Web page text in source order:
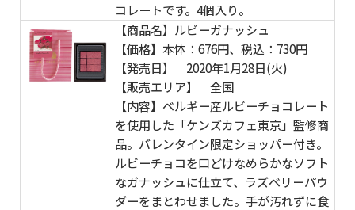
コレートです。4個入り。
【商品名】ルビーガナッシュ
【価格】本体：676円、税込：730円
【発売日】 2020年1月28日(火)
【販売エリア】 全国
【内容】ベルギー産ルビーチョコレート
を使用した「ケンズカフェ東京」監修商
品。バレンタイン限定ショッパー付き。
ルビーチョコを口どけなめらかなソフト
なガナッシュに仕立て、ラズベリーパウ
ダーをまとわせました。手が汚れずに食